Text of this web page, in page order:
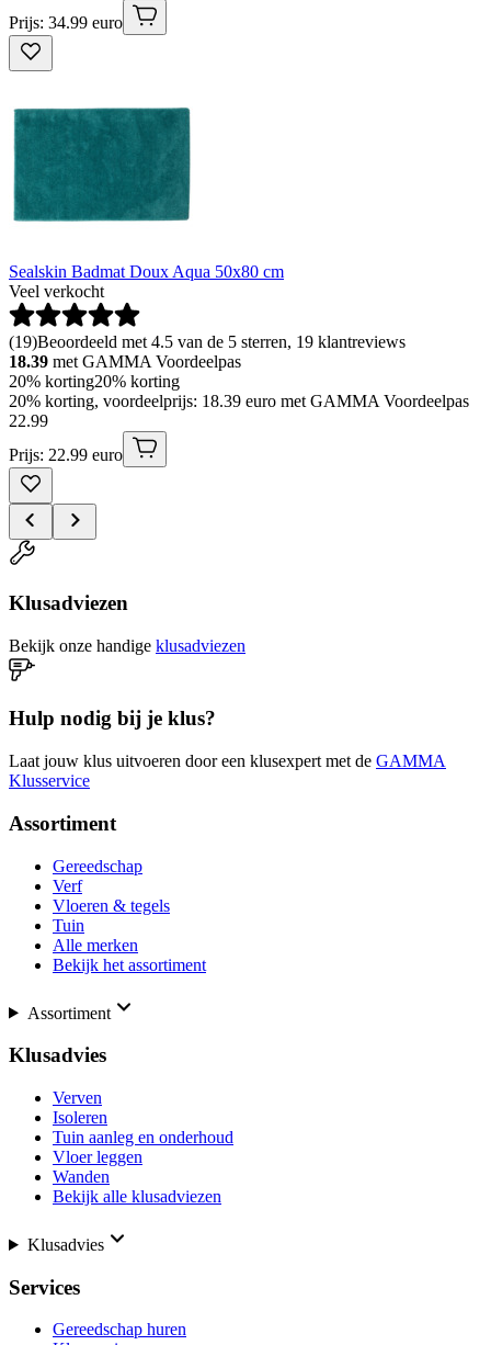
Prijs: 34.99 euro
Sealskin Badmat Doux Aqua 50x80 cm
Veel verkocht
(19)Beoordeeld met 4.5 van de 5 sterren, 19 klantreviews
18.39 met GAMMA Voordeelpas
20% korting20% korting
20% korting, voordeelprijs: 18.39 euro met GAMMA Voordeelpas
22.99
Prijs: 22.99 euro
Klusadviezen
Bekijk onze handige klusadviezen
Hulp nodig bij je klus?
Laat jouw klus uitvoeren door een klusexpert met de GAMMA
Klusservice
Assortiment
Gereedschap
Verf
Vloeren & tegels
Tuin
Alle merken
Bekijk het assortiment
Assortiment
Klusadvies
Verven
Isoleren
Tuin aanleg en onderhoud
Vloer leggen
Wanden
Bekijk alle klusadviezen
Klusadvies
Services
Gereedschap huren